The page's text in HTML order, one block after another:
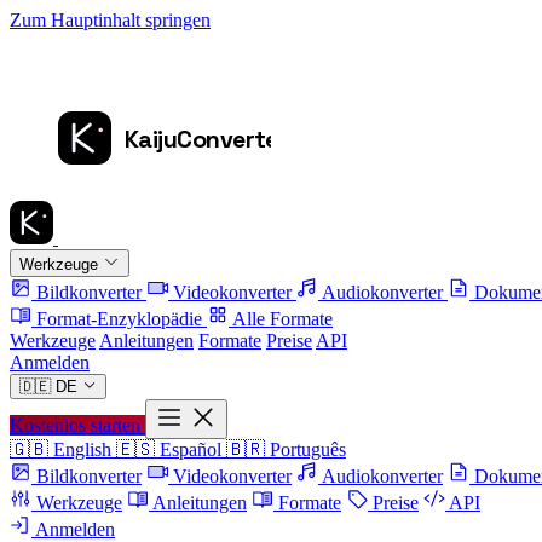
Zum Hauptinhalt springen
Werkzeuge
Bildkonverter Videokonverter Audiokonverter
Format-Enzyklopädie
Alle Formate
Werkzeuge Anleitungen Formate Preise API
Anmelden
🇩🇪 DE
Kostenlos starten
🇬🇧 English 🇪🇸 Español 🇧🇷 Português
Bildkonverter
Videokonverter Audiokonverter
Werkzeuge
Anleitungen Formate Preise
API
Anmelden